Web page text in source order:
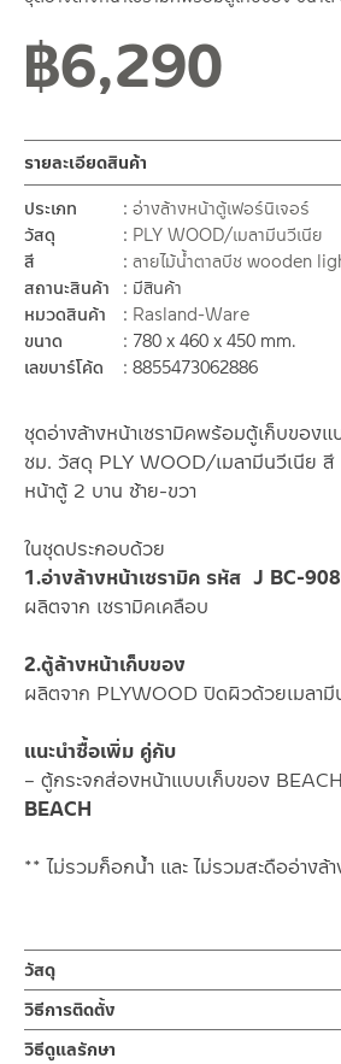
฿6,290
ชุดอ่างล้างหน้าเซรามิคพร้อมตู้เก็บของ
ซม. วัสดุ PLY WOOD/เมลามีนวีเนีย
หน้าตู้ 2 บาน ซ้าย-ขวา
ในชุดประกอบด้วย
1.อ่างล้างหน้าเซรามิค รหัส J BC-
ผลิตจาก เซรามิคเคลือบ
2.ตู้ล้างหน้าเก็บของ
ผลิตจาก PLYWOOD ปิดผิวด้วยเมลามี
แนะนำซื้อเพิ่ม คู่กับ
– ตู้กระจกส่องหน้าแบบเก็บของ
BEACH
** ไม่รวมก็อกน้ำ และ ไม่รวมสะดืออ่างล้
รายละเอียดสินค้า
ประเภท
อ่างล้างหน้าตู้เฟอร์นิเจอร์
วัสดุ
PLY WOOD/เมลามีนวีเนีย
สี
ลายไม้น้ำตาลบีช wooden
สถานะสินค้า
มีสินค้า
หมวดสินค้า
Rasland-Ware
ขนาด
780 x 460 x 450 mm.
เลขบาร์โค้ด
8855473062886
วัสดุ
อ่างล้างหน้าเซรามิค รหัส J BC-9080-
ผลิตจาก เซรามิคเคลือบ
วิธีการติดตั้ง
คลิ๊กเพื่อดูคู่มือการติดตั้ง
วิธีดูแลรักษา